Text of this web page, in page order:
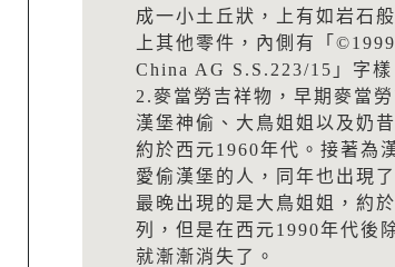
成一小土丘狀，上有如岩石
上其他零件，內側有「
China AG S.S.223/15」字樣
2.麥當勞吉祥物，早期麥當
漢堡神偷、大鳥姐姐以及奶
約於西元1960年代。接著為
愛偷漢堡的人，同年也出現
最晚出現的是大鳥姐姐，約
列，但是在西元1990年代後
就漸漸消失了。